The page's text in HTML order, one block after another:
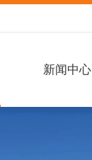
新闻中心